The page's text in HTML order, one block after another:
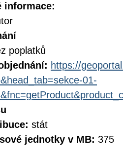
informace:
poplatků
https://
01-
stát
jednotky v MB: 375